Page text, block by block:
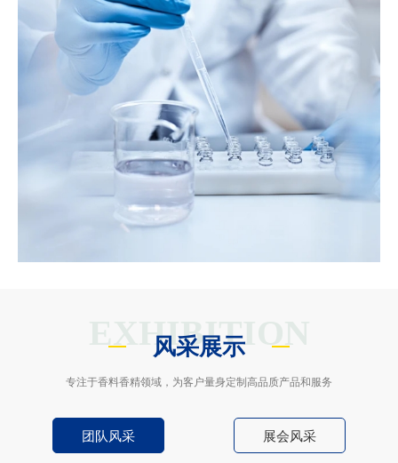
EXHIBITION
风采展示
专注于香料香精领域，为客户量身定制高品质产品和服务
团队风采 展会风采